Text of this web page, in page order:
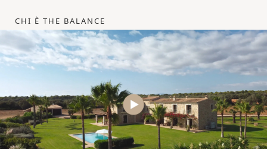
CHI È THE BALANCE